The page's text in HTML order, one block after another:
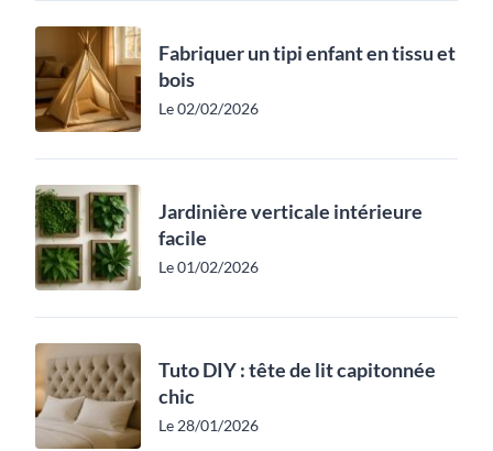
Fabriquer un tipi enfant en tissu et
bois
Le 02/02/2026
Jardinière verticale intérieure
facile
Le 01/02/2026
Tuto DIY : tête de lit capitonnée
chic
Le 28/01/2026